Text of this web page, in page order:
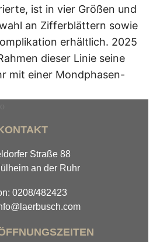
ist in vier Größen und
an Zifferblättern sowie
erhältlich. 2025
dieser Linie seine
mit einer Mondphasen-
Straße 88
an der Ruhr
0208/482423